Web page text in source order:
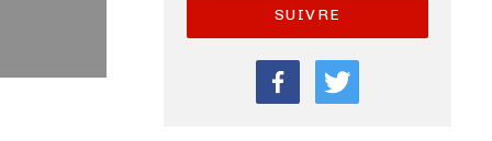
SUIVRE